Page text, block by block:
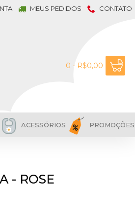
MEUS PEDIDOS CONTATO
0 - R$0,00
ACESSÓRIOS PROMOÇÕES
- ROSE